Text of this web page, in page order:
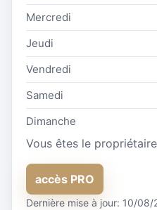
Mercredi
Jeudi
Vendredi
Samedi
Dimanche
Vous êtes le
accès PRO
Dernière mise à jour: 10/08/